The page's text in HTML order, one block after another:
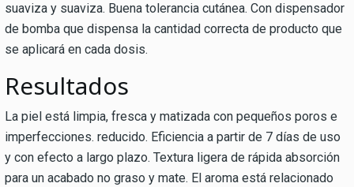
suaviza y suaviza. Buena tolerancia cutánea. Con dispensador
de bomba que dispensa la cantidad correcta de producto que
se aplicará en cada dosis.
Resultados
La piel está limpia, fresca y matizada con pequeños poros e
imperfecciones. reducido. Eficiencia a partir de 7 días de uso
y con efecto a largo plazo. Textura ligera de rápida absorción
para un acabado no graso y mate. El aroma está relacionado